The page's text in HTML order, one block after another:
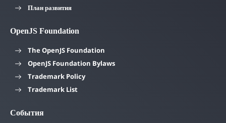
План развития
OpenJS Foundation
The OpenJS Foundation
OpenJS Foundation Bylaws
Trademark Policy
Trademark List
События